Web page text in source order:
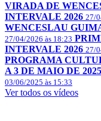
VIRADA DE
INTERVALE 2026 27/
WENCESLAU
27/04/2026 às 18:23
INTERVALE 2026 27/
PROGRAMA
A 3 DE MAIO DE 2025
03/06/2025 às 15:33
Ver todos os vídeos